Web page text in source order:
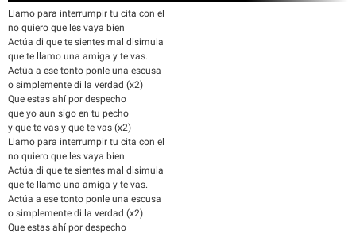
Llamo para interrumpir tu cita con el
no quiero que les vaya bien
Actúa di que te sientes mal disimula
que te llamo una amiga y te vas.
Actúa a ese tonto ponle una escusa
o simplemente di la verdad (x2)
Que estas ahí por despecho
que yo aun sigo en tu pecho
y que te vas y que te vas (x2)
Llamo para interrumpir tu cita con el
no quiero que les vaya bien
Actúa di que te sientes mal disimula
que te llamo una amiga y te vas.
Actúa a ese tonto ponle una escusa
o simplemente di la verdad (x2)
Que estas ahí por despecho